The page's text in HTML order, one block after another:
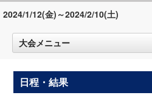
2024/1/12(金)～2024/2/10(土)
大会メニュー
日程・結果